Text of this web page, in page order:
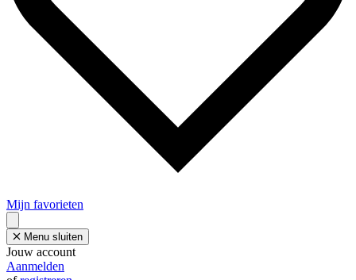
Mijn favorieten
Menu sluiten
Jouw account
Aanmelden